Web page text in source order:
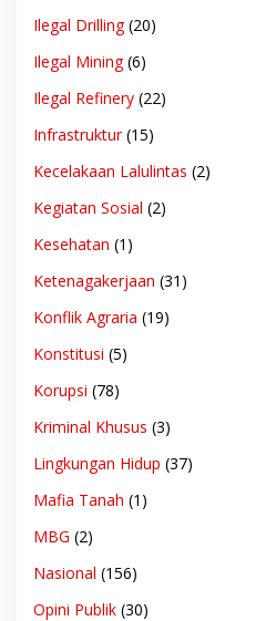
Ilegal Drilling(20)
Ilegal Mining(6)
Ilegal Refinery (22)
Infrastruktur(15)
Kecelakaan Lalulintas (2)
Kegiatan Sosial (2)
Kesehatan (1)
Ketenagakerjaan (31)
Konflik Agraria (19)
Konstitusi (5)
Korupsi (78)
Kriminal Khusus (3)
Lingkungan Hidup (37)
Mafia Tanah (1)
MBG (2)
Nasional (156)
Opini Publik (30)